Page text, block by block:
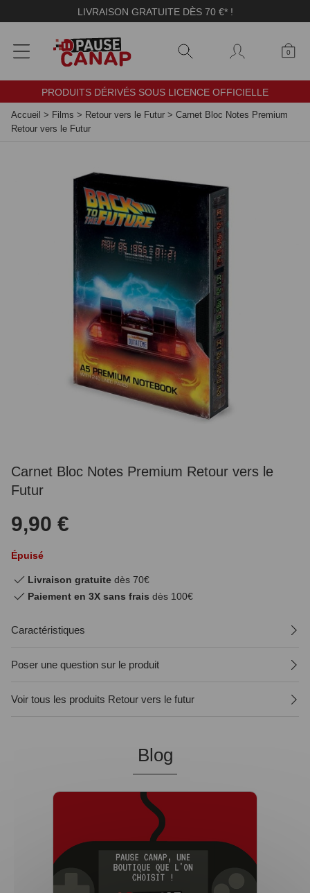
LIVRAISON GRATUITE DÈS 70 €* !
0
PRODUITS DÉRIVÉS SOUS LICENCE OFFICIELLE
Accueil > Films > Retour vers le Futur > Carnet Bloc Notes Premium
Retour vers le Futur
Carnet Bloc Notes Premium Retour vers le
Futur
9,90 €
Épuisé
Livraison gratuite dès 70€
Paiement en 3X sans frais dès 100€
Caractéristiques
Poser une question sur le produit
Voir tous les produits Retour vers le futur
Blog
Panneau de gestion des cookies